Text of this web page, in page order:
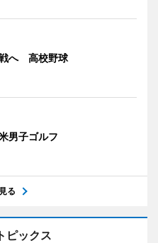
へ 高校野球
男子ゴルフ
る
ピックス